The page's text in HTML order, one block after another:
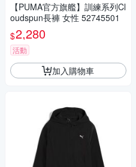
【PUMA官方旗艦】訓練系列Cl
oudspun長褲 女性 52745501
$2,280
活動
加入購物車